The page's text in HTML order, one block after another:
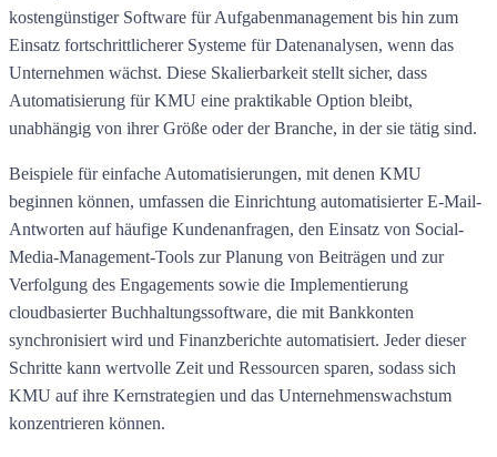
kostengünstiger Software für Aufgabenmanagement bis hin zum
Einsatz fortschrittlicherer Systeme für Datenanalysen, wenn das
Unternehmen wächst. Diese Skalierbarkeit stellt sicher, dass
Automatisierung für KMU eine praktikable Option bleibt,
unabhängig von ihrer Größe oder der Branche, in der sie tätig sind.
Beispiele für einfache Automatisierungen, mit denen KMU
beginnen können, umfassen die Einrichtung automatisierter E-Mail-
Antworten auf häufige Kundenanfragen, den Einsatz von Social-
Media-Management-Tools zur Planung von Beiträgen und zur
Verfolgung des Engagements sowie die Implementierung
cloudbasierter Buchhaltungssoftware, die mit Bankkonten
synchronisiert wird und Finanzberichte automatisiert. Jeder dieser
Schritte kann wertvolle Zeit und Ressourcen sparen, sodass sich
KMU auf ihre Kernstrategien und das Unternehmenswachstum
konzentrieren können.